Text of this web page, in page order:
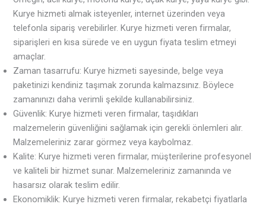
Kurye hizmeti almak isteyenler, internet üzerinden veya
telefonla sipariş verebilirler. Kurye hizmeti veren firmalar,
siparişleri en kısa sürede ve en uygun fiyata teslim etmeyi
amaçlar.
Zaman tasarrufu: Kurye hizmeti sayesinde, belge veya
paketinizi kendiniz taşımak zorunda kalmazsınız. Böylece
zamanınızı daha verimli şekilde kullanabilirsiniz.
Güvenlik: Kurye hizmeti veren firmalar, taşıdıkları
malzemelerin güvenliğini sağlamak için gerekli önlemleri alır.
Malzemeleriniz zarar görmez veya kaybolmaz.
Kalite: Kurye hizmeti veren firmalar, müşterilerine profesyonel
ve kaliteli bir hizmet sunar. Malzemeleriniz zamanında ve
hasarsız olarak teslim edilir.
Ekonomiklik: Kurye hizmeti veren firmalar, rekabetçi fiyatlarla